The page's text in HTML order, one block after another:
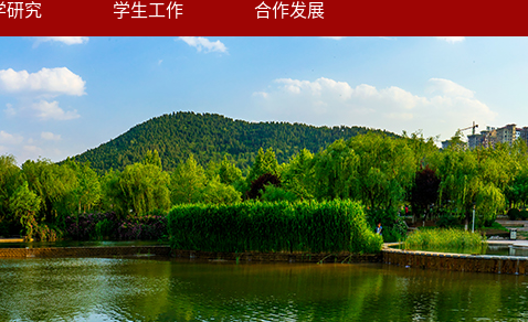
研究 学生工作 合作发展